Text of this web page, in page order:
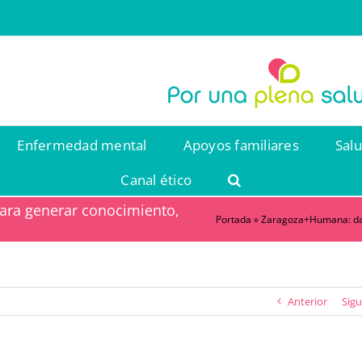
Enfermedad mental Apoyos familiares
Canal ético
generar conocimiento,
Portada »Zaragoza+Humana:
Anterior